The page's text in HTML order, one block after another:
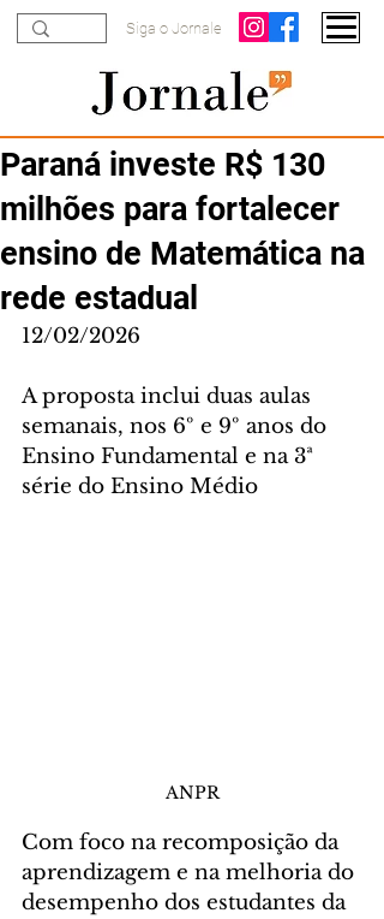
Siga o Jornale
Paraná investe R$ 130
milhões para fortalecer
ensino de Matemática na
rede estadual
12/02/2026
A proposta inclui duas aulas
semanais, nos 6º e 9º anos do
Ensino Fundamental e na 3ª
série do Ensino Médio
ANPR
Com foco na recomposição da
aprendizagem e na melhoria do
desempenho dos estudantes da